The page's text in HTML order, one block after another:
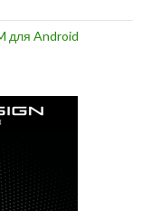
для Android